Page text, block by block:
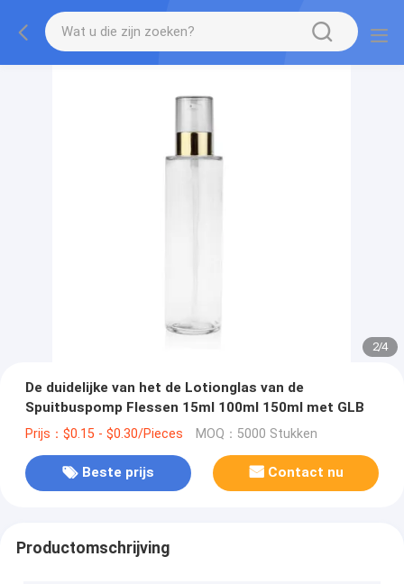
2/4
De duidelijke van het de Lotionglas van de
Spuitbuspomp Flessen 15ml 100ml 150ml met GLB
Prijs：$0.15 - $0.30/Pieces MOQ：5000 Stukken
Beste prijs Contact nu
Productomschrijving